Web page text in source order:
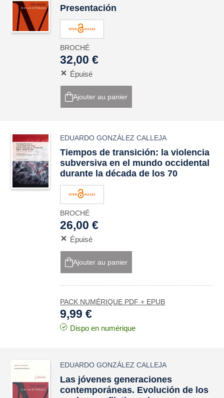
Presentación
BROCHÉ
32,00 €
Épuisé
Ajouter au panier
EDUARDO GONZÁLEZ CALLEJA
Tiempos de transición: la violencia
subversiva en el mundo occidental
durante la década de los 70
BROCHÉ
26,00 €
Épuisé
Ajouter au panier
PACK NUMÉRIQUE PDF + EPUB
9,99 €
Dispo en numérique
EDUARDO GONZÁLEZ CALLEJA
Las jóvenes generaciones
contemporáneas. Evolución de los